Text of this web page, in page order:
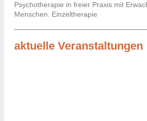
Psychotherapie in freier Praxis mit
Menschen. Einzeltherapie
aktuelle Veranstaltungen